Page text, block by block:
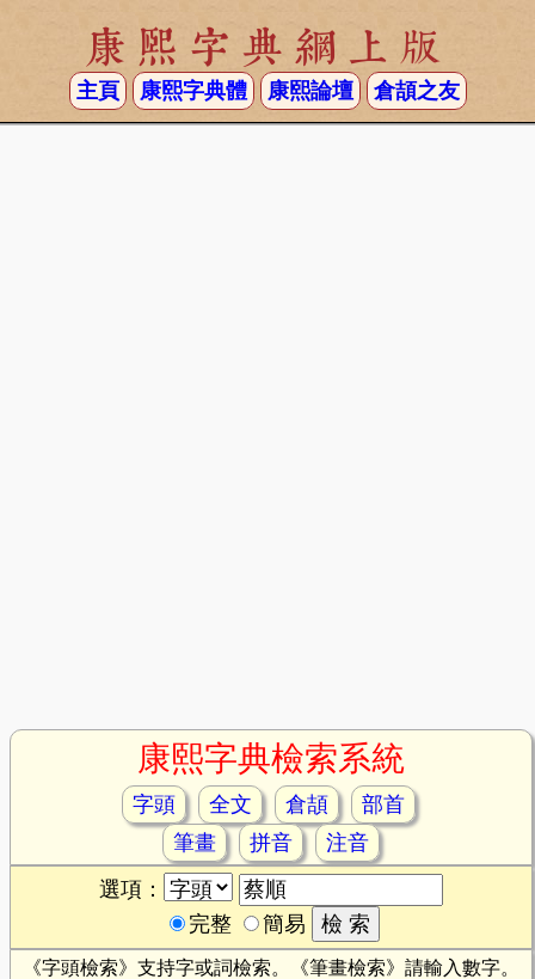
康熙字典網上版
主頁 康熙字典體 康熙論壇 倉頡之友
康熙字典檢索系統
字頭 全文 倉頡
部首
筆畫
拼音
注音
選項：
完整
簡易
《字頭檢索》支持字或詞檢索。《筆畫檢索》請輸入數字。